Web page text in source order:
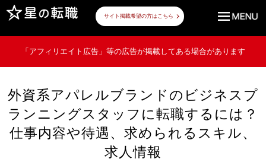
サイト掲載希望の方はこちら
「アフィリエイト広告」等の広告が掲載してある場合があります
外資系アパレルブランドのビジネスプ
ランニングスタッフに転職するには？
仕事内容や待遇、求められるスキル、
求人情報